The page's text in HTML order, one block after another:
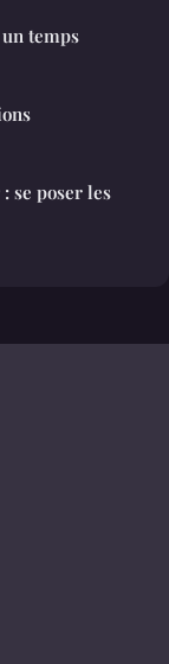
temps
se poser les